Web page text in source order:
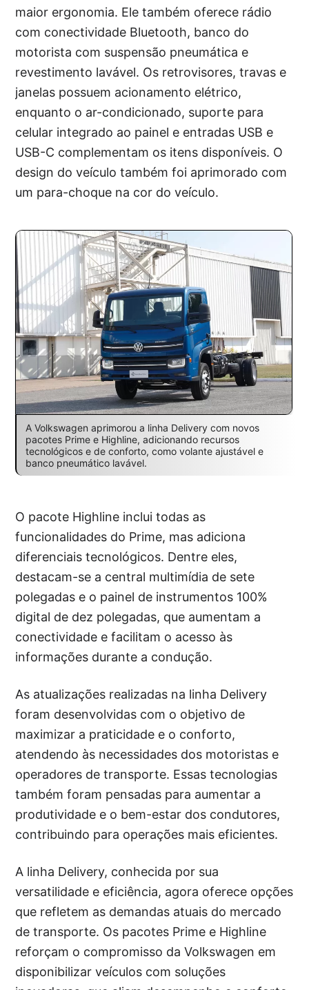
maior ergonomia. Ele também oferece rádio
com conectividade Bluetooth, banco do
motorista com suspensão pneumática e
revestimento lavável. Os retrovisores, travas e
janelas possuem acionamento elétrico,
enquanto o ar-condicionado, suporte para
celular integrado ao painel e entradas USB e
USB-C complementam os itens disponíveis. O
design do veículo também foi aprimorado com
um para-choque na cor do veículo.
A Volkswagen aprimorou a linha Delivery com novos
pacotes Prime e Highline, adicionando recursos
tecnológicos e de conforto, como volante ajustável e
banco pneumático lavável.
O pacote Highline inclui todas as
funcionalidades do Prime, mas adiciona
diferenciais tecnológicos. Dentre eles,
destacam-se a central multimídia de sete
polegadas e o painel de instrumentos 100%
digital de dez polegadas, que aumentam a
conectividade e facilitam o acesso às
informações durante a condução.
As atualizações realizadas na linha Delivery
foram desenvolvidas com o objetivo de
maximizar a praticidade e o conforto,
atendendo às necessidades dos motoristas e
operadores de transporte. Essas tecnologias
também foram pensadas para aumentar a
produtividade e o bem-estar dos condutores,
contribuindo para operações mais eficientes.
A linha Delivery, conhecida por sua
versatilidade e eficiência, agora oferece opções
que refletem as demandas atuais do mercado
de transporte. Os pacotes Prime e Highline
reforçam o compromisso da Volkswagen em
disponibilizar veículos com soluções